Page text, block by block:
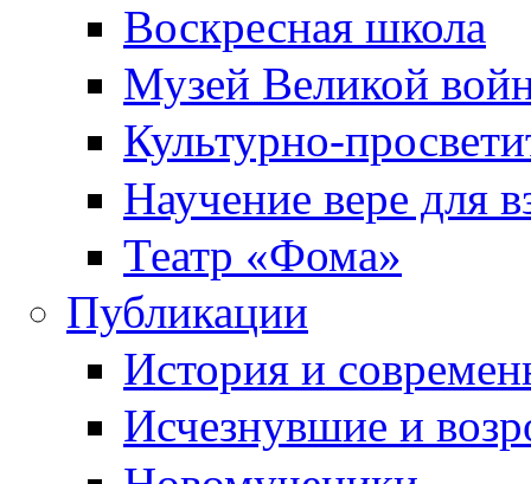
Воскресная школа
Музей Великой
Культурно-
Научение вере для
Театр «Фома»
Публикации
История и
Исчезнувшие и